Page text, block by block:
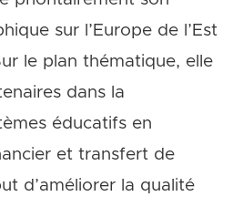
sur l’Europe de l’Est
le plan thématique, elle
dans la
éducatifs en
et transfert de
d’améliorer la qualité